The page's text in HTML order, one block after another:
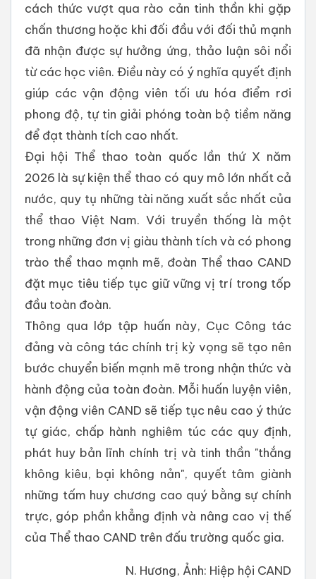
cách thức vượt qua rào cản tinh thần khi gặp
chấn thương hoặc khi đối đầu với đối thủ mạnh
đã nhận được sự hưởng ứng, thảo luận sôi nổi
từ các học viên. Điều này có ý nghĩa quyết định
giúp các vận động viên tối ưu hóa điểm rơi
phong độ, tự tin giải phóng toàn bộ tiềm năng
để đạt thành tích cao nhất.
Đại hội Thể thao toàn quốc lần thứ X năm
2026 là sự kiện thể thao có quy mô lớn nhất cả
nước, quy tụ những tài năng xuất sắc nhất của
thể thao Việt Nam. Với truyền thống là một
trong những đơn vị giàu thành tích và có phong
trào thể thao mạnh mẽ, đoàn Thể thao CAND
đặt mục tiêu tiếp tục giữ vững vị trí trong tốp
đầu toàn đoàn.
Thông qua lớp tập huấn này, Cục Công tác
đảng và công tác chính trị kỳ vọng sẽ tạo nên
bước chuyển biến mạnh mẽ trong nhận thức và
hành động của toàn đoàn. Mỗi huấn luyện viên,
vận động viên CAND sẽ tiếp tục nêu cao ý thức
tự giác, chấp hành nghiêm túc các quy định,
phát huy bản lĩnh chính trị và tinh thần "thắng
không kiêu, bại không nản", quyết tâm giành
những tấm huy chương cao quý bằng sự chính
trực, góp phần khẳng định và nâng cao vị thế
của Thể thao CAND trên đấu trường quốc gia.
N. Hương, Ảnh: Hiệp hội CAND